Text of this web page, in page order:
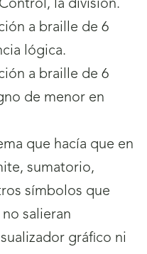
la división.
a braille de 6
lógica.
a braille de 6
de menor en
que hacía que en
sumatorio,
símbolos que
salieran
gráfico ni